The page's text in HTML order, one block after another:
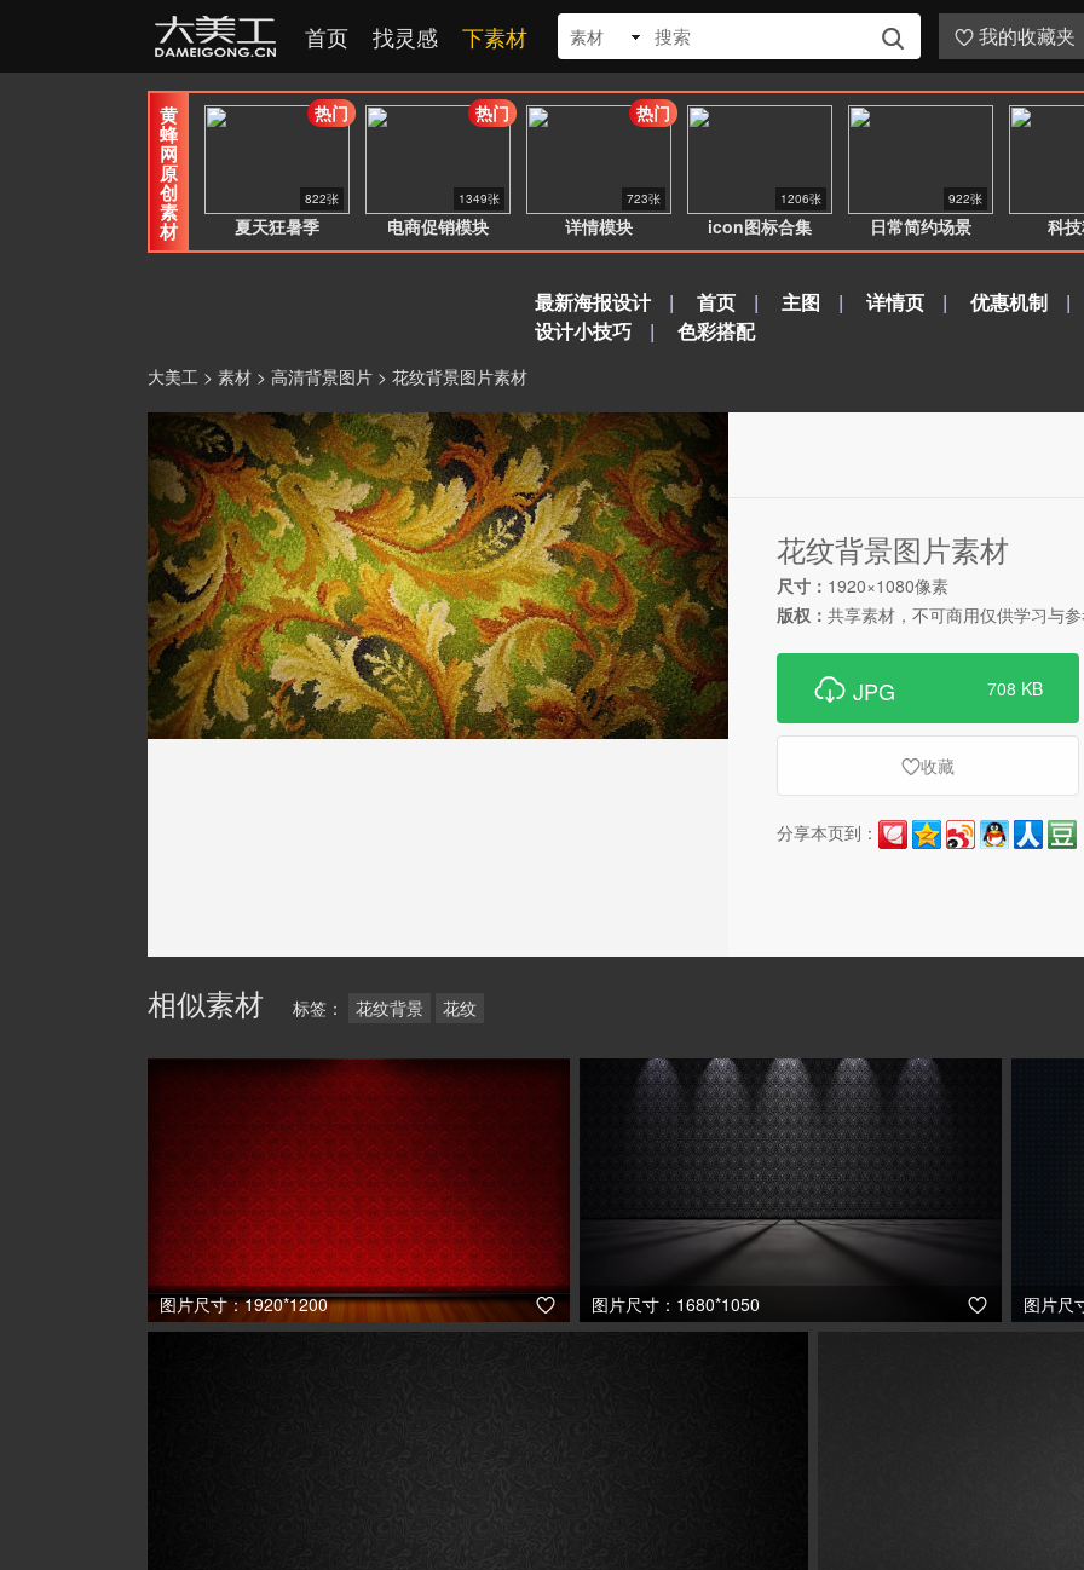
首页 找灵感 下素材 素材   我的收藏夹
黄
蜂
网
原
创
素
材 夏天狂暑季
822张
热门
电商促销模块
1349张
热门
详情模块
723张
热门
icon图标合集
1206张
日常简约场景
922张
科
最新海报设计 | 首页 | 主图 | 详情页 | 优惠机制
|
设计小技巧
| 色彩搭配
大美工 > 素材 > 高清背景图片 > 花纹背景图片素材
花纹背景图片素材
尺寸： 1920×1080像素
版权： 共享素材，不可商用仅供学习与
708 KB
 JPG
收藏
分享本页到：
相似素材 标签： 花纹背景 花纹
图片尺寸：1920*1200  图片尺寸：1680*1050  图片尺